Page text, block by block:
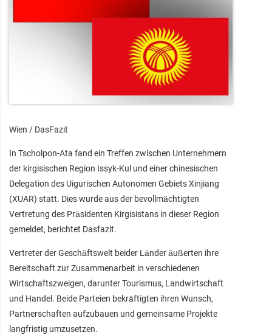
Wien / DasFazit
In Tscholpon-Ata fand ein Treffen zwischen Unternehmern
der kirgisischen Region Issyk-Kul und einer chinesischen
Delegation des Uigurischen Autonomen Gebiets Xinjiang
(XUAR) statt. Dies wurde aus der bevollmächtigten
Vertretung des Präsidenten Kirgisistans in dieser Region
gemeldet, berichtet Dasfazit.
Vertreter der Geschäftswelt beider Länder äußerten ihre
Bereitschaft zur Zusammenarbeit in verschiedenen
Wirtschaftszweigen, darunter Tourismus, Landwirtschaft
und Handel. Beide Parteien bekräftigten ihren Wunsch,
Partnerschaften aufzubauen und gemeinsame Projekte
langfristig umzusetzen.